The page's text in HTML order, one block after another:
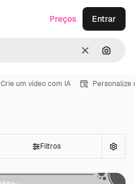
Limpar
Preços Entrar
Crie um vídeo com IA Personalize
Filtros